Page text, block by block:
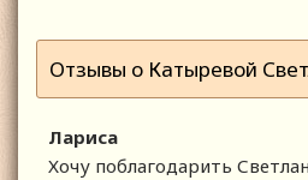
Отзывы о Катыревой
Лариса
Хочу поблагодарить